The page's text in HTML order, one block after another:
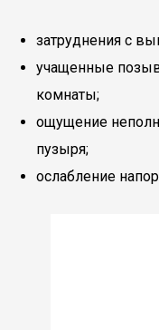
затруднения с
учащенные
комнаты;
ощущение
пузыря;
ослабление